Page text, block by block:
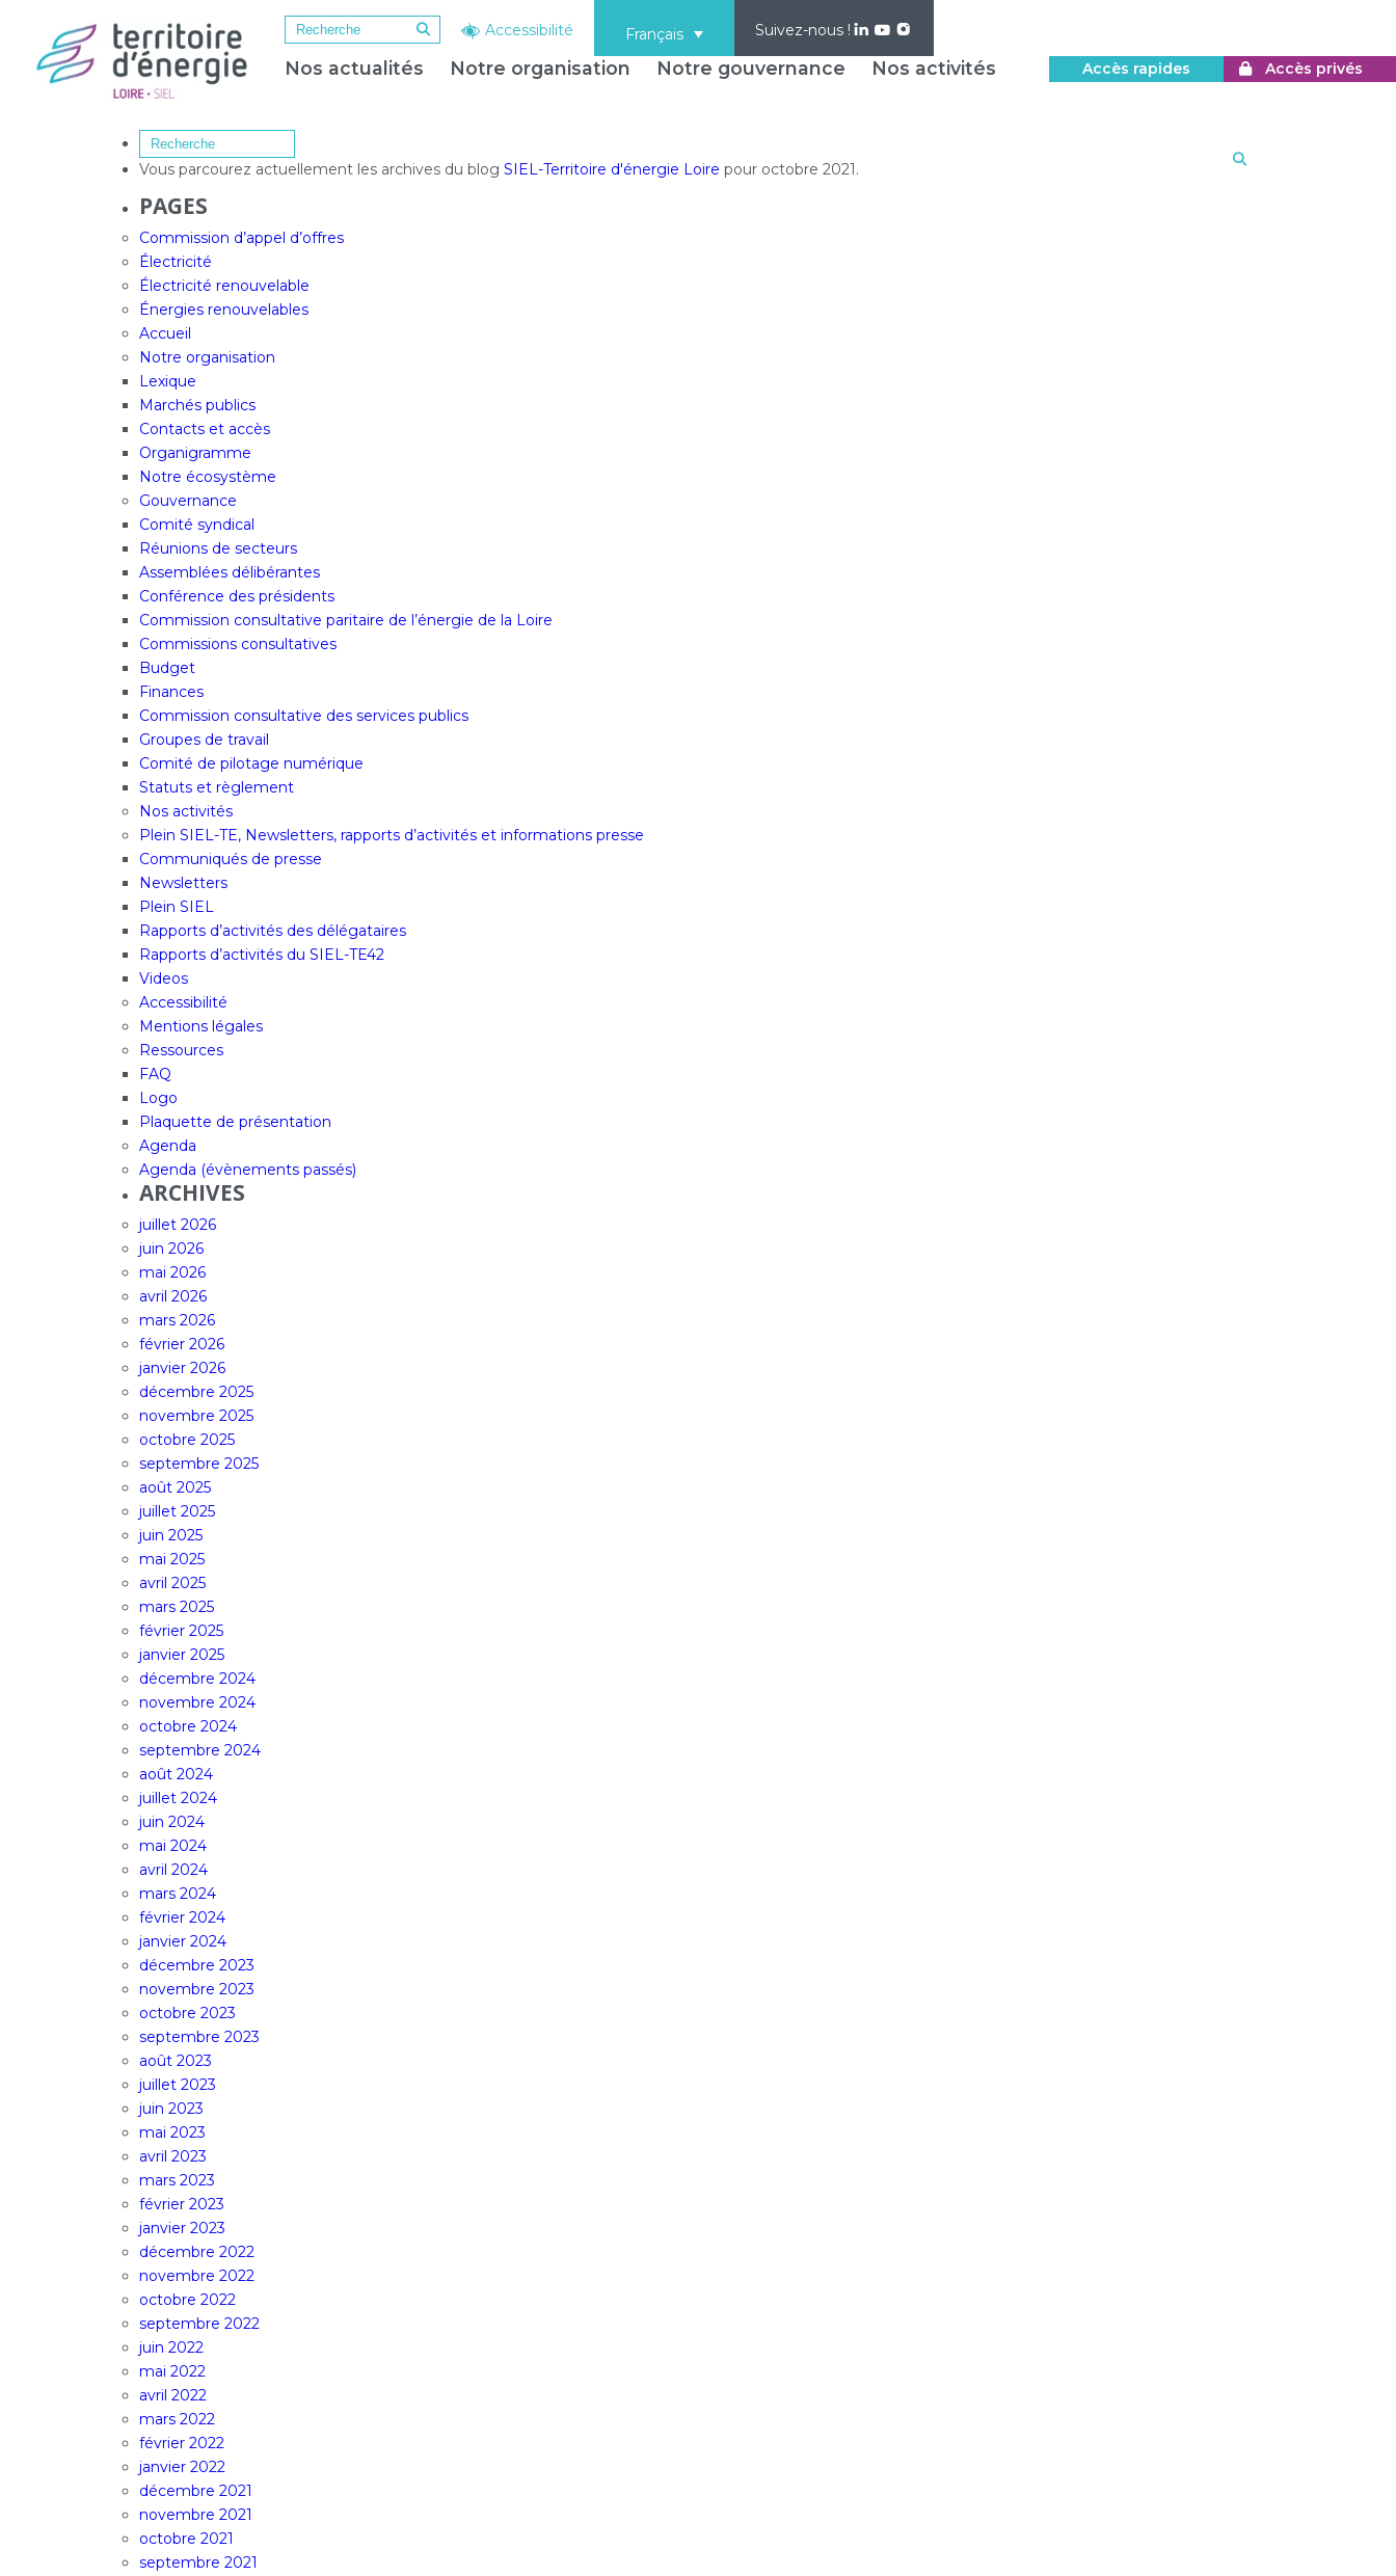
Accessibilité Français Suivez-nous !
Nos actualités Notre organisation Notre gouvernance Nos activités Accès rapides Accès privés
Vous parcourez actuellement les archives du blogSIEL-Territoire d'énergie Loire pour octobre 2021.
PAGES
Commission d’appel d’offres
Électricité
Électricité renouvelable
Énergies renouvelables
Accueil
Notre organisation
Lexique
Marchés publics
Contacts et accès
Organigramme
Notre écosystème
Gouvernance
Comité syndical
Réunions de secteurs
Assemblées délibérantes
Conférence des présidents
Commission consultative paritaire de l’énergie de la Loire
Commissions consultatives
Budget
Finances
Commission consultative des services publics
Groupes de travail
Comité de pilotage numérique
Statuts et règlement
Nos activités
Plein SIEL-TE, Newsletters, rapports d’activités et informations presse
Communiqués de presse
Newsletters
Plein SIEL
Rapports d’activités des délégataires
Rapports d’activités du SIEL-TE42
Videos
Accessibilité
Mentions légales
Ressources
FAQ
Logo
Plaquette de présentation
Agenda
Agenda (évènements passés)
ARCHIVES
juillet 2026
juin 2026
mai 2026
avril 2026
mars 2026
février 2026
janvier 2026
décembre 2025
novembre 2025
octobre 2025
septembre 2025
août 2025
juillet 2025
juin 2025
mai 2025
avril 2025
mars 2025
février 2025
janvier 2025
décembre 2024
novembre 2024
octobre 2024
septembre 2024
août 2024
juillet 2024
juin 2024
mai 2024
avril 2024
mars 2024
février 2024
janvier 2024
décembre 2023
novembre 2023
octobre 2023
septembre 2023
août 2023
juillet 2023
juin 2023
mai 2023
avril 2023
mars 2023
février 2023
janvier 2023
décembre 2022
novembre 2022
octobre 2022
septembre 2022
juin 2022
mai 2022
avril 2022
mars 2022
février 2022
janvier 2022
décembre 2021
novembre 2021
octobre 2021
septembre 2021